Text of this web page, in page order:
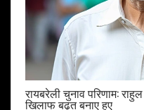
रायबरेली चुनाव परिणाम:
खिलाफ बढ़त बनाए हुए